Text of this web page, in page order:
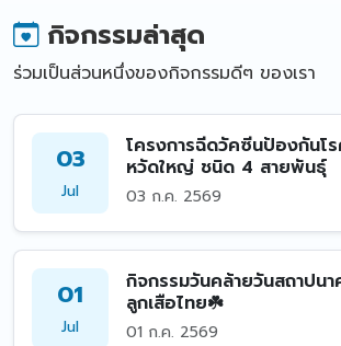
กิจกรรมล่าสุด
ร่วมเป็นส่วนหนึ่งของกิจกรรมดีๆ ของเรา
03
Jul
โครงการฉีดวัคซีนป้องกันโ
หวัดใหญ่ ชนิด 4 สายพันธุ์
03 ก.ค. 2569
01
Jul
กิจกรรมวันคล้ายวันสถาปน
ลูกเสือไทย☘️
01 ก.ค. 2569